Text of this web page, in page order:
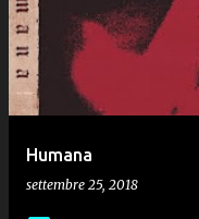
Humana
settembre 25, 2018